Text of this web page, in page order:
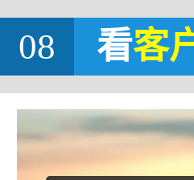
08 看客